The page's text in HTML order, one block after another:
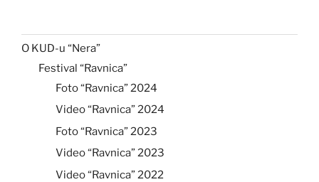
O KUD-u “Nera”
Festival “Ravnica”
Foto “Ravnica” 2024
Video “Ravnica” 2024
Foto “Ravnica” 2023
Video “Ravnica” 2023
Video “Ravnica” 2022